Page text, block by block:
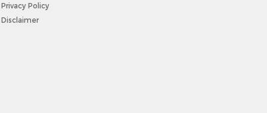
Privacy Policy
Disclaimer